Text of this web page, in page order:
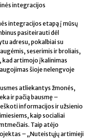
integracijos
integracijos etapą į mūsų
pasiteirauti dėl
adresu, pokalbiai su
seserimis ir broliais,
kad artimojo įkalinimas
šioje nelengvoje
atliekantys žmonės,
ir pačią bausmę –
informacijos ir užsienio
kaip socialiai
Taip atėjo
– „Nuteistųjų artimieji